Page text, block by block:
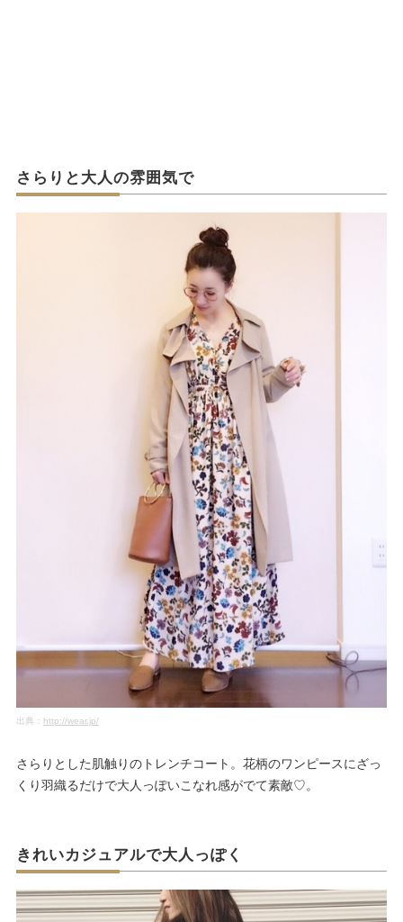
さらりと大人の雰囲気で
出典： http://wear.jp/
さらりとした肌触りのトレンチコート。花柄のワンピースにざっ
くり羽織るだけで大人っぽいこなれ感がでて素敵♡。
きれいカジュアルで大人っぽく